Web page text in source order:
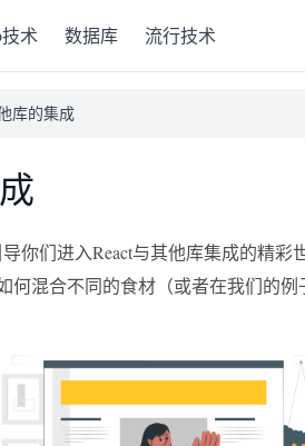
术 数据库 流行技术
库的集成
你们进入React与其他库集成的精
混合不同的食材（或者在我们的例